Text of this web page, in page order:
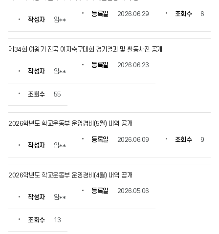
보
를
습
다.
작성자 임**
등록일 2026.06.29 조회수 6
제34회 여왕기 전국 여자축구대회 경기결과 및 활동사진 공개
작성자 임**
등록일 2026.06.23
조회수 55
2026학년도 학교운동부 운영경비(5월) 내역 공개
작성자 임**
등록일 2026.06.09 조회수 9
2026학년도 학교운동부 운영경비(4월) 내역 공개
작성자 임**
등록일 2026.05.06
조회수 13